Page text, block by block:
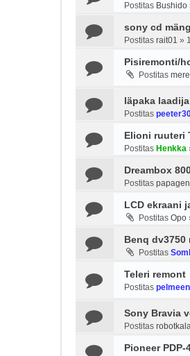
Postitas Bushido
sony cd
Postitas rait01 »
Pisiremonti/
Postitas
läpaka
Postitas
Elioni ruuteri
Postitas Henkka
Dreambox
Postitas
LCD ekraani
Postitas Opo
Benq
Postitas
Teleri remont
Postitas pelmeen
Sony Bravia
Postitas
Pioneer